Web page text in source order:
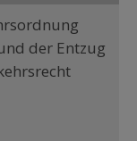
der Entzug